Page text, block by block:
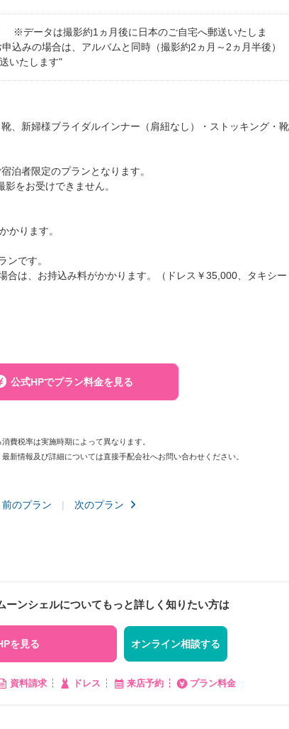
※データは撮影約1ヵ月後に日本のご自宅へ郵送いたしま
みの場合は、アルバムと同時（撮影約2ヵ月～2ヵ月半後）
いたします"
、新婦様ブライダルインナー（肩紐なし）・ストッキング・靴
泊者限定のプランとなります。
をお受けできません。
かります。
ンです。
合は、お持込み料がかかります。（ドレス￥35,000、タキシー
公式HPでプラン料金を見る
費税率は実施時期によって異なります。
新情報及び詳細については直接手配会社へお問い合わせください。
前のプラン 次のプラン
ーンシェルについてもっと詳しく知りたい方は
を見る オンライン相談する
資料請求 ドレス 来店予約 プラン料金